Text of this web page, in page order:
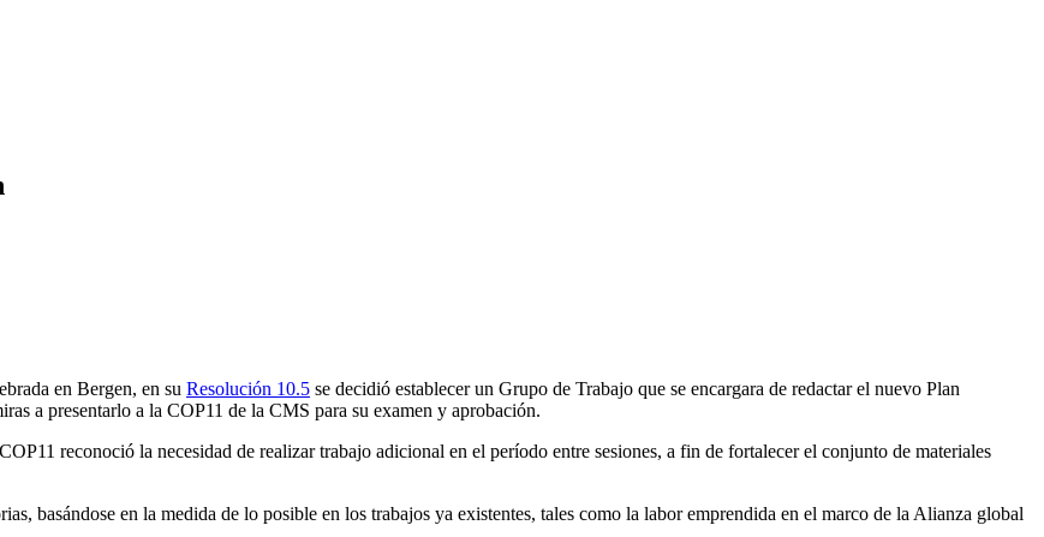
en Bergen, en su Resolución 10.5 se decidió establecer un Grupo de Trabajo que se encargara de redactar el nuevo Plan
a presentarlo a la COP11 de la CMS para su examen y aprobación.
reconoció la necesidad de realizar trabajo adicional en el período entre sesiones, a fin de fortalecer el conjunto de materiales
en la medida de lo posible en los trabajos ya existentes, tales como la labor emprendida en el marco de la Alianza global